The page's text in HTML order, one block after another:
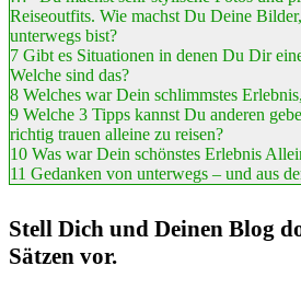
Reiseoutfits. Wie machst Du Deine
unterwegs bist?
7 Gibt es Situationen in denen Du Dir
Welche sind das?
8 Welches war Dein schlimmstes
9 Welche 3 Tipps kannst Du anderen
richtig trauen alleine zu reisen?
10 Was war Dein schönstes Erlebnis
11 Gedanken von unterwegs – und aus
Stell Dich und Deinen Blog
Sätzen vor.